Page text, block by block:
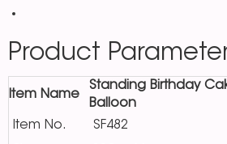
Product
Item Name
Standing Birthday
Balloon
Item No.
SF482